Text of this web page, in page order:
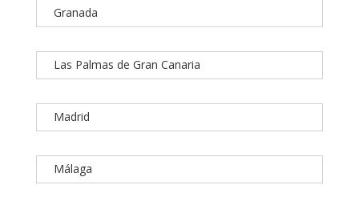
Granada
Las Palmas de Gran Canaria
Madrid
Málaga